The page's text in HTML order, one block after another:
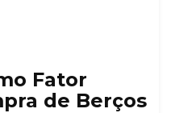
Fator
de Berços